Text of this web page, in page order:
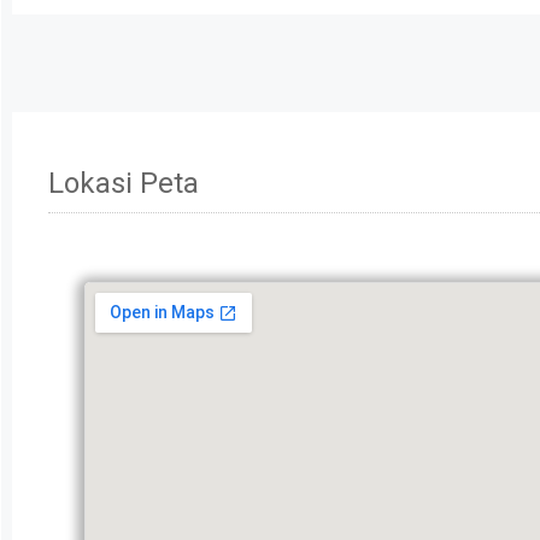
Lokasi Peta